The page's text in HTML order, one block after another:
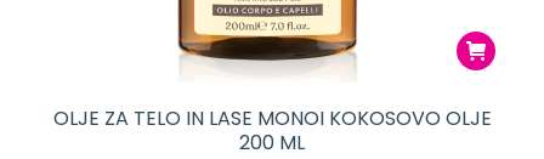
OLJE ZA TELO IN LASE MONOI KOKOSOVO OLJE
200 ML